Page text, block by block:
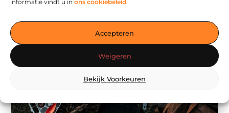
informatie vindt u in ons cookiebeleid.
Accepteren
Weigeren
Bekijk Voorkeuren
zoals we ons huis ...